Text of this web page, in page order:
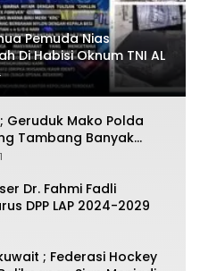
Pemuda Nias
Di Habisi Oknum TNI AL
; Geruduk Mako Polda
Tambang Banyak
Dr. Fahmi Fadli
DPP LAP 2024-2029
; Federasi Hockey